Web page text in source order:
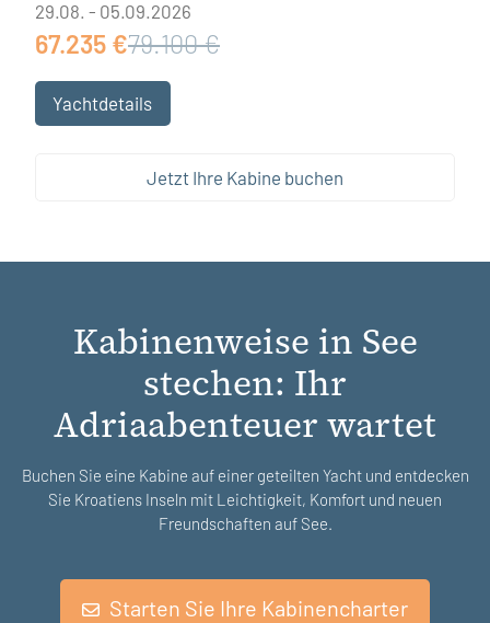
29.08. - 05.09.2026
67.235 €79.100 €
Yachtdetails
Jetzt Ihre Kabine buchen
Kabinenweise in See
stechen: Ihr
Adriaabenteuer wartet
Buchen Sie eine Kabine auf einer geteilten Yacht und entdecken
Sie Kroatiens Inseln mit Leichtigkeit, Komfort und neuen
Freundschaften auf See.
Starten Sie Ihre Kabinencharter